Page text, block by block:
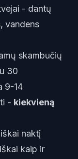
- dantų
vandens
skambučių
30
9-14
- kiekvieną
naktį
kaip ir